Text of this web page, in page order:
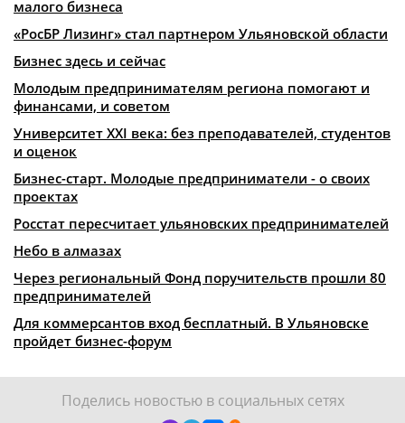
малого бизнеса
«РосБР Лизинг» стал партнером Ульяновской области
Бизнес здесь и сейчас
Молодым предпринимателям региона помогают и
финансами, и советом
Университет XXI века: без преподавателей, студентов
и оценок
Бизнес-старт. Молодые предприниматели - о своих
проектах
Росстат пересчитает ульяновских предпринимателей
Небо в алмазах
Через региональный Фонд поручительств прошли 80
предпринимателей
Для коммерсантов вход бесплатный. В Ульяновске
пройдет бизнес-форум
Поделись новостью в социальных сетях